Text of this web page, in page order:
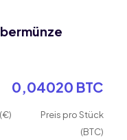
0,04020 BTC
Preis pro Stück
(BTC)